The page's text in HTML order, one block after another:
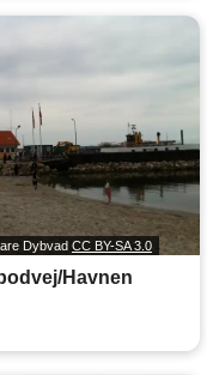
Dybvad CC BY-SA 3.0
Havnen